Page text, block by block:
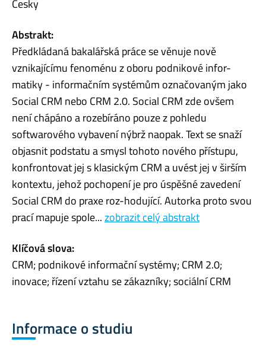
Česky
Abstrakt:
Předkládaná bakalářská práce se věnuje nově
vznikajícímu fenoménu z oboru podnikové infor-
matiky - informačním systémům označovaným jako
Social CRM nebo CRM 2.0. Social CRM zde ovšem
není chápáno a rozebíráno pouze z pohledu
softwarového vybavení nýbrž naopak. Text se snaží
objasnit podstatu a smysl tohoto nového přístupu,
konfrontovat jej s klasickým CRM a uvést jej v širším
kontextu, jehož pochopení je pro úspěšné zavedení
Social CRM do praxe roz-hodující. Autorka proto svou
prací mapuje spole...zobrazit celý abstrakt
Klíčová slova:
CRM; podnikové informační systémy; CRM 2.0;
inovace; řízení vztahu se zákazníky; sociální CRM
Informace o studiu